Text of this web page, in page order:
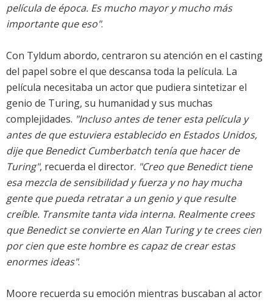
película de época. Es mucho mayor y mucho más
importante que eso".
Con Tyldum abordo, centraron su atención en el casting
del papel sobre el que descansa toda la película. La
película necesitaba un actor que pudiera sintetizar el
genio de Turing, su humanidad y sus muchas
complejidades. "Incluso antes de tener esta película y
antes de que estuviera establecido en Estados Unidos,
dije que Benedict Cumberbatch tenía que hacer de
Turing", recuerda el director. "Creo que Benedict tiene
esa mezcla de sensibilidad y fuerza y no hay mucha
gente que pueda retratar a un genio y que resulte
creíble. Transmite tanta vida interna. Realmente crees
que Benedict se convierte en Alan Turing y te crees cien
por cien que este hombre es capaz de crear estas
enormes ideas".
Moore recuerda su emoción mientras buscaban al actor